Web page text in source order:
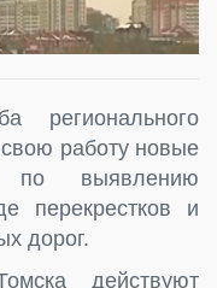
регионального
работу новые
по выявлению
перекрестков и
дорог.
действуют